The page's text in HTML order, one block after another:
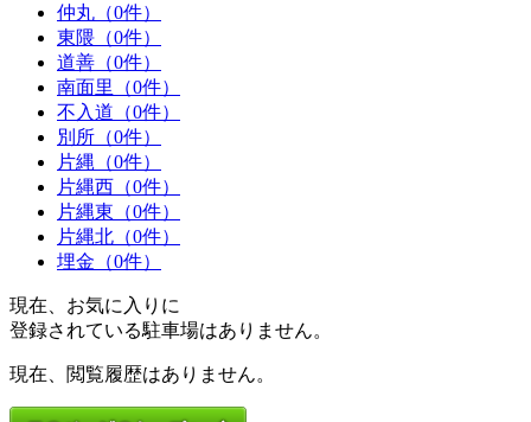
仲丸（0件）
東隈（0件）
道善（0件）
南面里（0件）
不入道（0件）
別所（0件）
片縄（0件）
片縄西（0件）
片縄東（0件）
片縄北（0件）
埋金（0件）
現在、お気に入りに
登録されている駐車場はありません。
現在、閲覧履歴はありません。